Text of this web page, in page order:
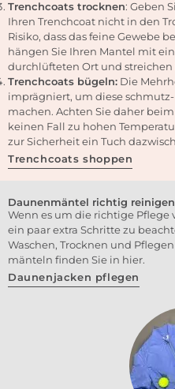
Trenchcoats trocknen: Geben
Ihren Trenchcoat nicht in den
Risiko, dass das feine Gewebe
hängen Sie Ihren Mantel mit
durchlüfteten Ort und streichen
Trenchcoats bügeln: Die
imprägniert, um diese
machen. Achten Sie daher
keinen Fall zu hohen
zur Sicherheit ein Tuch
Trenchcoats shoppen
Daunenmäntel richtig reinigen
Wenn es um die richtige
ein paar extra Schritte zu
Waschen, Trocknen und
mänteln finden Sie in hier.
Daunenjacken pflegen